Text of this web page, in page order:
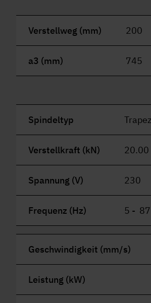
Verstellweg (mm) 200
a3 (mm) 745
Spindeltyp
Verstellkraft (kN) 20.00
Spannung (V) 230
Frequenz (Hz) 5 - 87
Geschwindigkeit (mm/s)
Leistung (kW)